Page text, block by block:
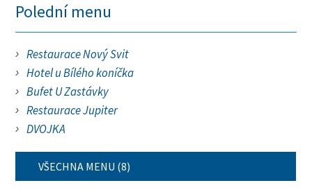
Polední menu
Restaurace Nový Svit
Hotel u Bílého koníčka
Bufet U Zastávky
Restaurace Jupiter
DVOJKA
VŠECHNA MENU (8)